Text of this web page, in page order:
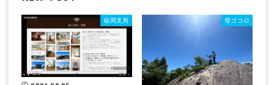
福岡支局 母ゴコロ